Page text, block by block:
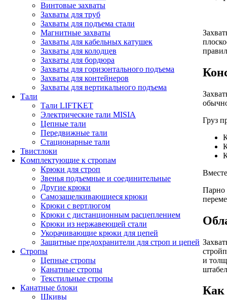
Винтовые захваты
Захваты для труб
Захваты для подъема стали
Магнитные захваты
Захваты для кабельных катушек
Захваты для колодцев
Захваты для бордюра
Захваты для горизонтального подъема
Захваты для контейнеров
Захваты для вертикального подъема
Тали
Тали LIFTKET
Электрические тали MISIA
Цепные тали
Передвижные тали
Стационарные тали
Твистлоки
Kомплектующие к стропам
Крюки для строп
Звенья подъемные и соединительные
Другие крюки
Самозащелкивающиеся крюки
Крюки с вертлюгом
Крюки с дистанционным расцеплением
Крюки из нержавеющей стали
Укорачивающие крюки для цепей
Защитные предохранители для строп и цепей
Стропы
Цепные стропы
Канатные стропы
Текстильные стропы
Канатные блоки
Шкивы
Груз
Парно
и
Как